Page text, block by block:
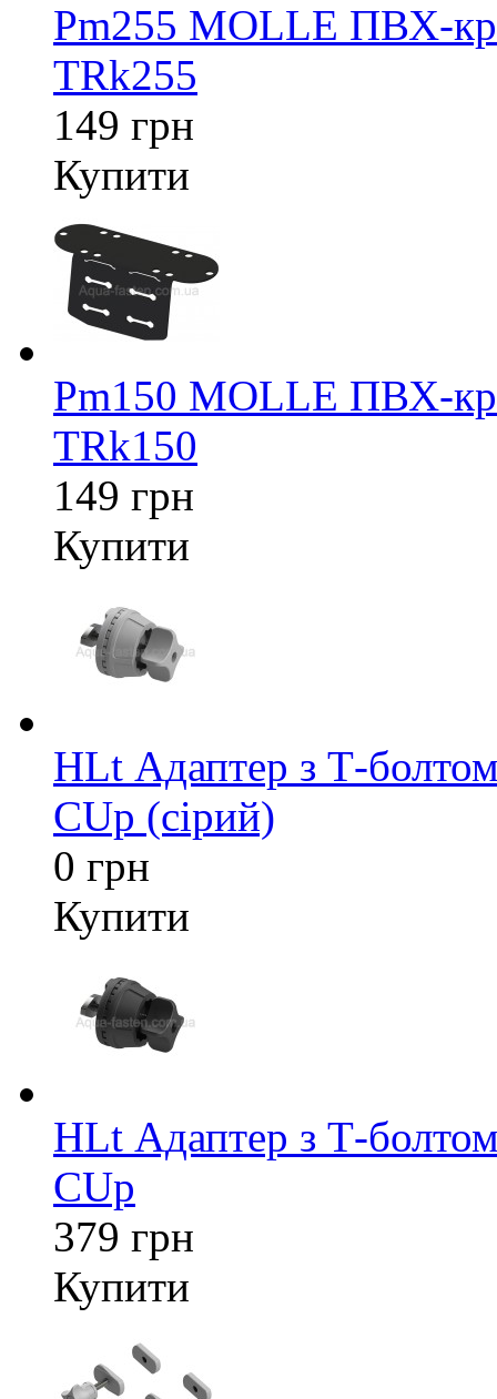
Pm255 MOLLE ПВХ-
TRk255
149 грн
Купити
Pm150 MOLLE ПВХ-
TRk150
149 грн
Купити
HLt Адаптер з Т-
CUp (сірий)
0 грн
Купити
HLt Адаптер з Т-
CUp
379 грн
Купити